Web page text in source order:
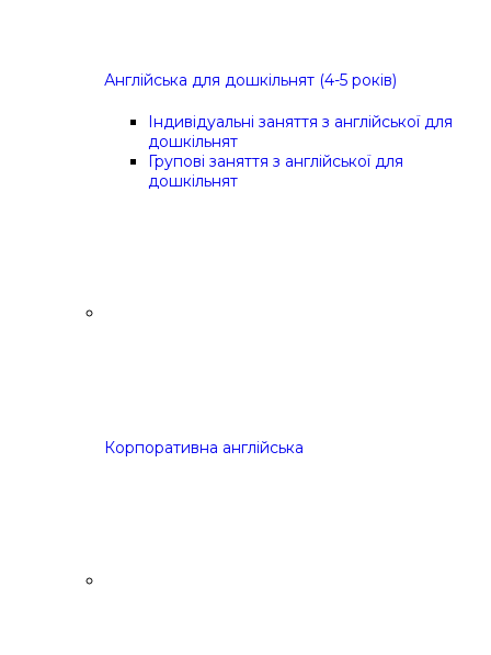
Англійська для дошкільнят (4-5 років)
Індивідуальні заняття з англійської для
дошкільнят
Групові заняття з англійської для
дошкільнят
Корпоративна англійська